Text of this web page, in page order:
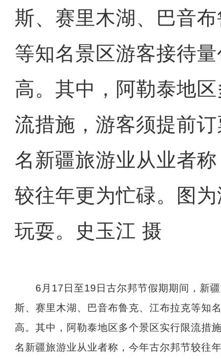
斯、赛里木湖、巴音
等知名景区游客接待
高。其中，阿勒泰地
流措施，游客须提前
名新疆旅游业从业者
较往年更为忙碌。图
玩耍。史玉江 摄
6月17日至19日古尔邦节假期期间，新疆
斯、赛里木湖、巴音布鲁克、江布拉克等知
高。其中，阿勒泰地区多个景区实行限流措
名新疆旅游业从业者称，今年古尔邦节较往